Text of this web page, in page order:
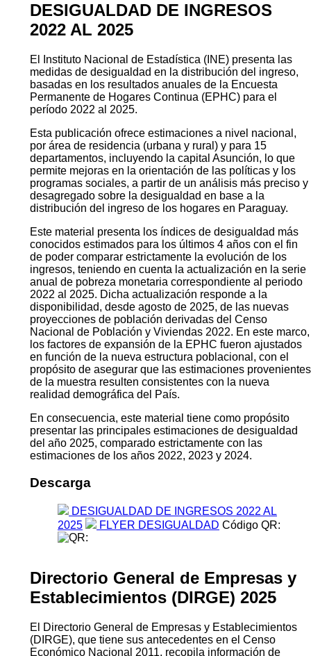
DESIGUALDAD DE INGRESOS
2022 AL 2025
El Instituto Nacional de Estadística (INE) presenta las
medidas de desigualdad en la distribución del ingreso,
basadas en los resultados anuales de la Encuesta
Permanente de Hogares Continua (EPHC) para el
período 2022 al 2025.
Esta publicación ofrece estimaciones a nivel nacional,
por área de residencia (urbana y rural) y para 15
departamentos, incluyendo la capital Asunción, lo que
permite mejoras en la orientación de las políticas y los
programas sociales, a partir de un análisis más preciso y
desagregado sobre la desigualdad en base a la
distribución del ingreso de los hogares en Paraguay.
Este material presenta los índices de desigualdad más
conocidos estimados para los últimos 4 años con el fin
de poder comparar estrictamente la evolución de los
ingresos, teniendo en cuenta la actualización en la serie
anual de pobreza monetaria correspondiente al periodo
2022 al 2025. Dicha actualización responde a la
disponibilidad, desde agosto de 2025, de las nuevas
proyecciones de población derivadas del Censo
Nacional de Población y Viviendas 2022. En este marco,
los factores de expansión de la EPHC fueron ajustados
en función de la nueva estructura poblacional, con el
propósito de asegurar que las estimaciones provenientes
de la muestra resulten consistentes con la nueva
realidad demográfica del País.
En consecuencia, este material tiene como propósito
presentar las principales estimaciones de desigualdad
del año 2025, comparado estrictamente con las
estimaciones de los años 2022, 2023 y 2024.
Descarga
DESIGUALDAD DE INGRESOS 2022 AL
2025
FLYER DESIGUALDAD Código QR:
Directorio General de Empresas y
Establecimientos (DIRGE) 2025
El Directorio General de Empresas y Establecimientos
(DIRGE), que tiene sus antecedentes en el Censo
Económico Nacional 2011, recopila información de